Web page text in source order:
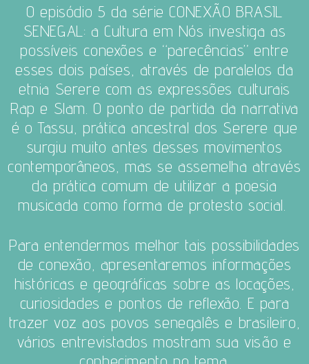
O episódio 5 da série CONEXÃO BRASIL
SENEGAL: a Cultura em Nós investiga as
possíveis conexões e “parecências” entre
esses dois países, através de paralelos da
etnia Serere com as expressões culturais
Rap e Slam. O ponto de partida da narrativa
é o Tassu, prática ancestral dos Serere que
surgiu muito antes desses movimentos
contemporâneos, mas se assemelha através
da prática comum de utilizar a poesia
musicada como forma de protesto social.
Para entendermos melhor tais possibilidades
de conexão, apresentaremos informações
históricas e geográficas sobre as locações,
curiosidades e pontos de reflexão. E para
trazer voz aos povos senegalês e brasileiro,
vários entrevistados mostram sua visão e